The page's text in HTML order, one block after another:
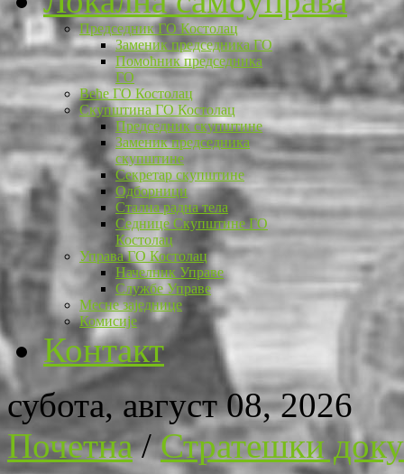
Председник ГО Костолац
Заменик председника ГО
Помоћник председника
ГО
Веће ГО Костолац
Скупштина ГО Костолац
Председник скупштине
Заменик председника
скупштине
Секретар скупштине
Одборници
Стална радна тела
Седнице Скупштине ГО
Костолац
Управа ГО Костолац
Начелник Управе
Службе Управе
Месне заједнице
Комисије
Контакт
субота, август 08, 2026
Почетна/Стратешки